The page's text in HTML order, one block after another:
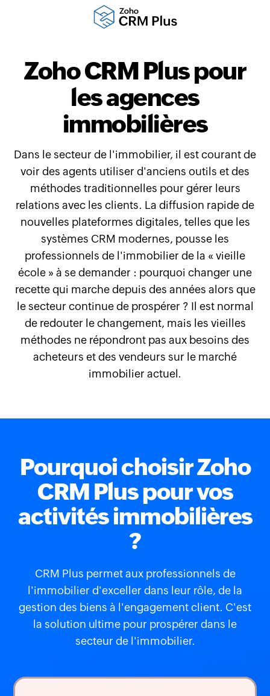
Zoho CRM Plus pour
les agences
immobilières
Dans le secteur de l'immobilier, il est courant de
voir des agents utiliser d'anciens outils et des
méthodes traditionnelles pour gérer leurs
relations avec les clients. La diffusion rapide de
nouvelles plateformes digitales, telles que les
systèmes CRM modernes, pousse les
professionnels de l'immobilier de la « vieille
école » à se demander : pourquoi changer une
recette qui marche depuis des années alors que
le secteur continue de prospérer ? Il est normal
de redouter le changement, mais les vieilles
méthodes ne répondront pas aux besoins des
acheteurs et des vendeurs sur le marché
immobilier actuel.
Pourquoi choisir Zoho
CRM Plus pour vos
activités immobilières
?
CRM Plus permet aux professionnels de
l'immobilier d'exceller dans leur rôle, de la
gestion des biens à l'engagement client. C'est
la solution ultime pour prospérer dans le
secteur de l'immobilier.